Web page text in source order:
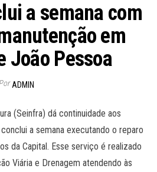
a semana com
em
João Pessoa
ADMIN
(Seinfra) dá continuidade aos
a semana executando o reparo
da Capital. Esse serviço é realizado
Viária e Drenagem atendendo às